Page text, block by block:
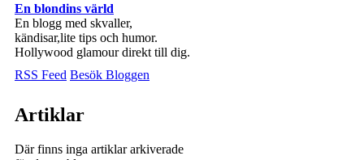
En blondins värld
En blogg med skvaller,
kändisar,lite tips och humor.
Hollywood glamour direkt till dig.
RSS Feed Besök Bloggen
Artiklar
Där finns inga artiklar arkiverade